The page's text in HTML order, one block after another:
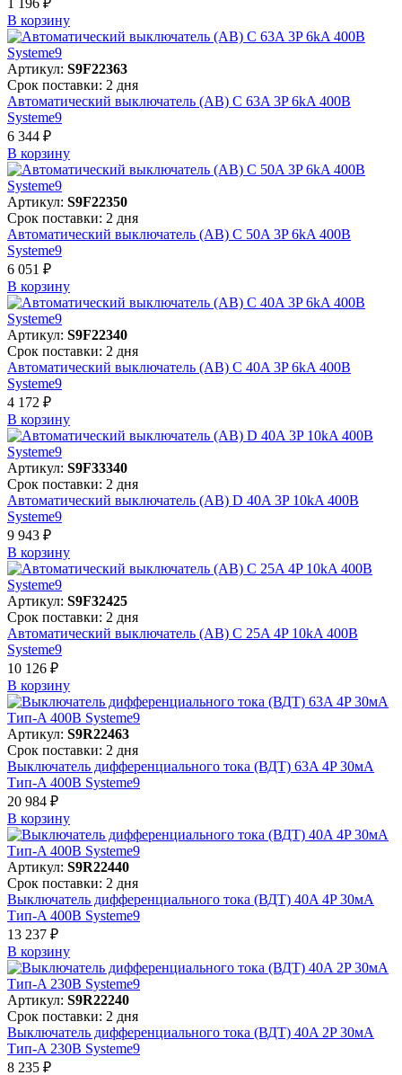
В корзинy
Артикул: S9F22363
Срок поставки: 2 дня
Автоматический выключатель (АВ) C 63A 3P 6kA 400В
Systeme9
6 344 ₽
В корзинy
Артикул: S9F22350
Срок поставки: 2 дня
Автоматический выключатель (АВ) C 50A 3P 6kA 400В
Systeme9
6 051 ₽
В корзинy
Артикул: S9F22340
Срок поставки: 2 дня
Автоматический выключатель (АВ) C 40A 3P 6kA 400В
Systeme9
4 172 ₽
В корзинy
Артикул: S9F33340
Срок поставки: 2 дня
Автоматический выключатель (АВ) D 40A 3P 10kA 400В
Systeme9
9 943 ₽
В корзинy
Артикул: S9F32425
Срок поставки: 2 дня
Автоматический выключатель (АВ) C 25A 4P 10kA 400В
Systeme9
10 126 ₽
В корзинy
Артикул: S9R22463
Срок поставки: 2 дня
Выключатель дифференциального тока (ВДТ) 63A 4P 30мА
Тип-A 400В Systeme9
20 984 ₽
В корзинy
Артикул: S9R22440
Срок поставки: 2 дня
Выключатель дифференциального тока (ВДТ) 40A 4P 30мА
Тип-A 400В Systeme9
13 237 ₽
В корзинy
Артикул: S9R22240
Срок поставки: 2 дня
Выключатель дифференциального тока (ВДТ) 40A 2P 30мА
Тип-A 230В Systeme9
8 235 ₽